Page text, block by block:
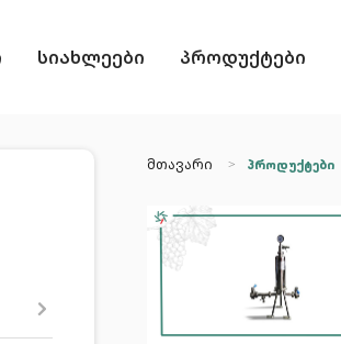
სიახლეები პროდუქტები
მთავარი პროდუქტები